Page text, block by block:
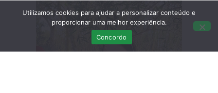
Utilizamos cookies para ajudar a personalizar conteúdo e
proporcionar uma melhor experiência.
Concordo